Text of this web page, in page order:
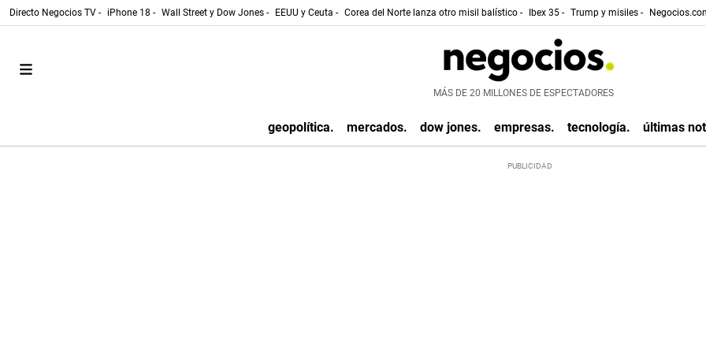
Directo Negocios TV - iPhone 18 - Wall Street y Dow Jones - EEUU y Ceuta - Corea del Norte lanza otro misil balístico - Ibex 35 - Trump y misiles -
MÁS DE 20 MILLONES DE ESPECTADORES
geopolítica. mercados. dow jones. empresas. tecnología. últimas